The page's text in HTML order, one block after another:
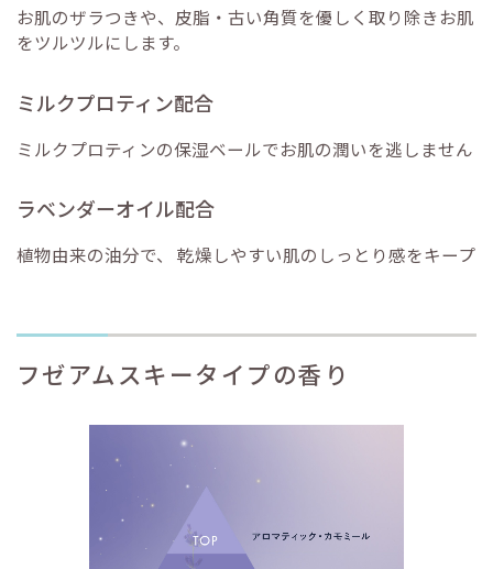
お肌のザラつきや、皮脂・古い角質を優しく取り除きお肌
をツルツルにします。
ミルクプロティン配合
ミルクプロティンの保湿ベールでお肌の潤いを逃しません
ラベンダーオイル配合
植物由来の油分で、 乾燥しやすい肌のしっとり感をキープ
フゼアムスキータイプの香り